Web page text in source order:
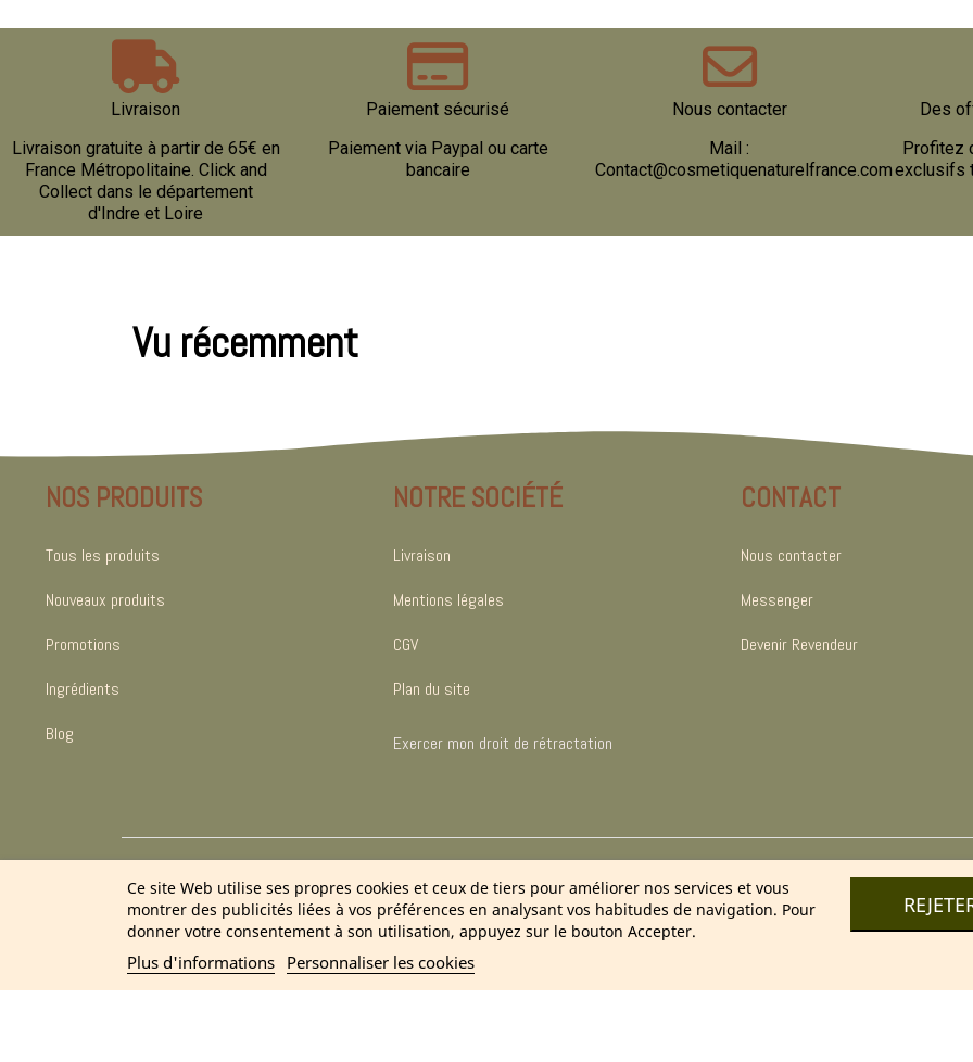
Livraison
Livraison gratuite à partir de 65€ en
France Métropolitaine. Click and
Collect dans le département
d'Indre et Loire
Paiement sécurisé
Paiement via Paypal ou carte
bancaire
Nous contacter
Mail :
Contact@cosmetiquenaturelfrance.com
Des
Profitez
exclusifs
Vu récemment
NOS PRODUITS
Tous les produits
Nouveaux produits
Promotions
Ingrédients
Blog
NOTRE SOCIÉTÉ
Livraison
Mentions légales
CGV
Plan du site
Exercer mon droit de rétractation
CONTACT
Nous contacter
Messenger
Devenir Revendeur
2025 Cosmétique Naturel France – Soins & bien-être 100 %
Ce site Web utilise ses propres cookies et ceux de tiers pour améliorer nos services et vous
montrer des publicités liées à vos préférences en analysant vos habitudes de navigation. Pour
donner votre consentement à son utilisation, appuyez sur le bouton Accepter.
Plus d'informations Personnaliser les cookies